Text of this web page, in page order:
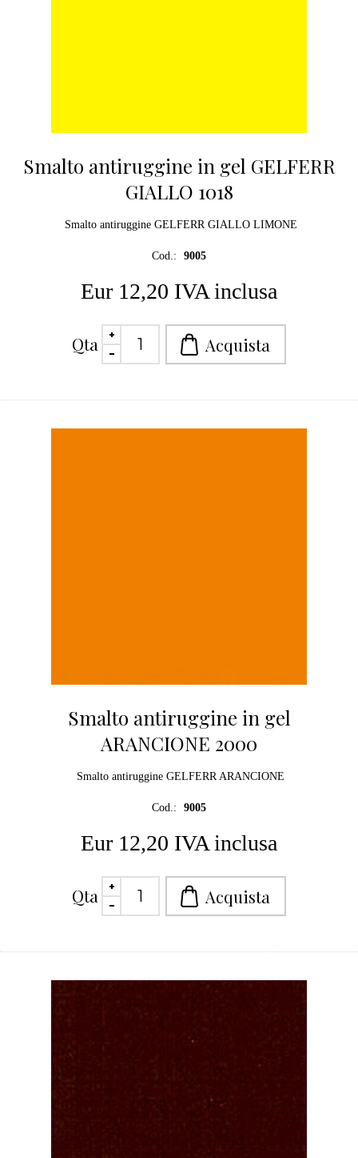
Smalto antiruggine in gel GELFERR
GIALLO 1018
Smalto antiruggine GELFERR GIALLO LIMONE
Cod.: 9005
Eur 12,20 IVA inclusa
Qta
Smalto antiruggine in gel
ARANCIONE 2000
Smalto antiruggine GELFERR ARANCIONE
Cod.: 9005
Eur 12,20 IVA inclusa
Qta